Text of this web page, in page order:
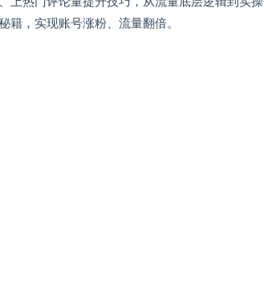
籍，实现账号涨粉、流量翻倍。